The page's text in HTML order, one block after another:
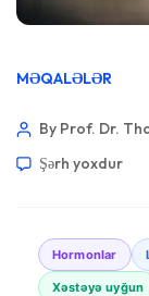
MƏQALƏLƏR
By Prof. Dr.
Şərh yoxdur
Hormonlar
Xəstəyə uyğun